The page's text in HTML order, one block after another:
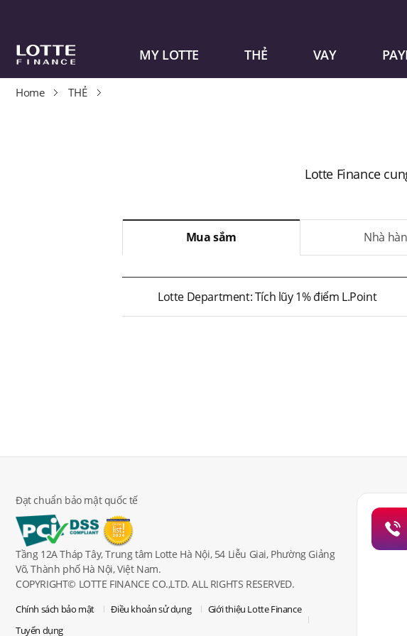
MY LOTTE THẺ VAY
Home THẺ
Lotte Finance
Mua sắm Nhà
Lotte Department: Tích lũy 1% điểm L.Point
Đạt chuẩn bảo mật quốc tế
Tầng 12A Tháp Tây, Trung tâm Lotte Hà Nội, 54 Liễu Giai, Phường Giảng
Võ, Thành phố Hà Nội, Việt Nam.
COPYRIGHT© LOTTE FINANCE CO.,LTD. ALL RIGHTS RESERVED.
Chính sách bảo mật Điều khoản sử dụng
Giới thiệu Lotte Finance
Tuyển dụng